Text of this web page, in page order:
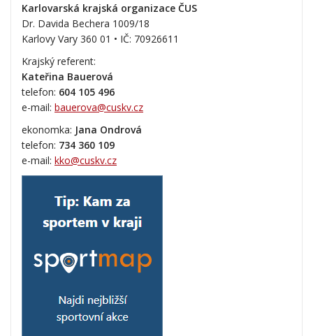
Karlovarská krajská organizace ČUS
Dr. Davida Bechera 1009/18
Karlovy Vary 360 01 • IČ: 70926611
Krajský referent:
Kateřina Bauerová
telefon: 604 105 496
e-mail: bauerova@cuskv.cz
ekonomka: Jana Ondrová
telefon: 734 360 109
e-mail: kko@cuskv.cz